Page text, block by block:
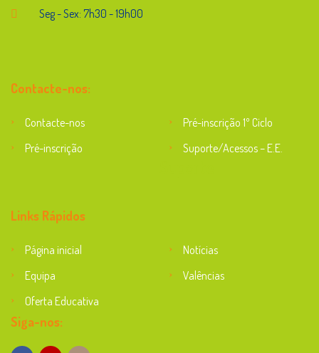
Seg - Sex: 7h30 - 19h00
Contacte-nos:
Contacte-nos
Pré-inscrição 1º Ciclo
Pré-inscrição
Suporte/Acessos – E.E.
Links Rápidos
Página inicial
Notícias
Equipa
Valências
Oferta Educativa
Siga-nos: